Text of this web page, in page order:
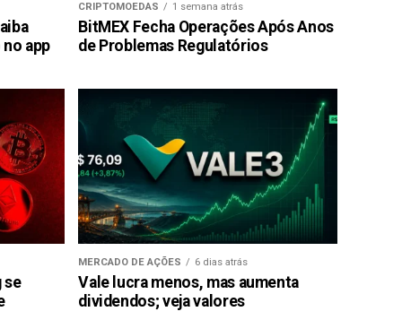
app
CRIPTOMOEDAS 1 semana atrás
BitMEX Fecha Operações Após Anos
de Problemas Regulatórios
se
MERCADO DE AÇÕES 6 dias atrás
Vale lucra menos, mas aumenta
dividendos; veja valores